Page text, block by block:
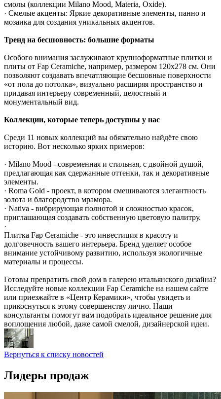
смолы (коллекции Milano Mood, Materia, Oxide).
· Смелые акценты: Яркие декоративные элементы, панно и
мозаика для создания уникальных акцентов.
Тренд на бесшовность: большие форматы
Особого внимания заслуживают крупноформатные плитки и
плиты от Fap Ceramiche, например, размером 120х278 см. Они
позволяют создавать впечатляющие бесшовные поверхности
«от пола до потолка», визуально расширяя пространство и
придавая интерьеру современный, целостный и
монументальный вид.
Коллекции, которые теперь доступны у нас
Среди 11 новых коллекций вы обязательно найдёте свою
историю. Вот несколько ярких примеров:
· Milano Mood - современная и стильная, с двойной душой,
предлагающая как сдержанные оттенки, так и декоративные
элементы.
· Roma Gold - проект, в котором смешиваются элегантность
золота и благородство мрамора.
· Nativa - вибрирующая полнотой и сложностью красок,
приглашающая создавать собственную цветовую палитру.
·
Плитка Fap Ceramiche - это инвестиция в красоту и
долговечность вашего интерьера. Бренд уделяет особое
внимание устойчивому развитию, используя экологичные
материалы и процессы.
Готовы превратить свой дом в галерею итальянского дизайна?
Исследуйте новые коллекции Fap Ceramiche на нашем сайте
или приезжайте в «Центр Керамики», чтобы увидеть и
прикоснуться к этому совершенству лично. Наши
консультанты помогут вам подобрать идеальное решение для
воплощения любой, даже самой смелой, дизайнерской идеи.
Вернуться к списку новостей
Лидеры продаж